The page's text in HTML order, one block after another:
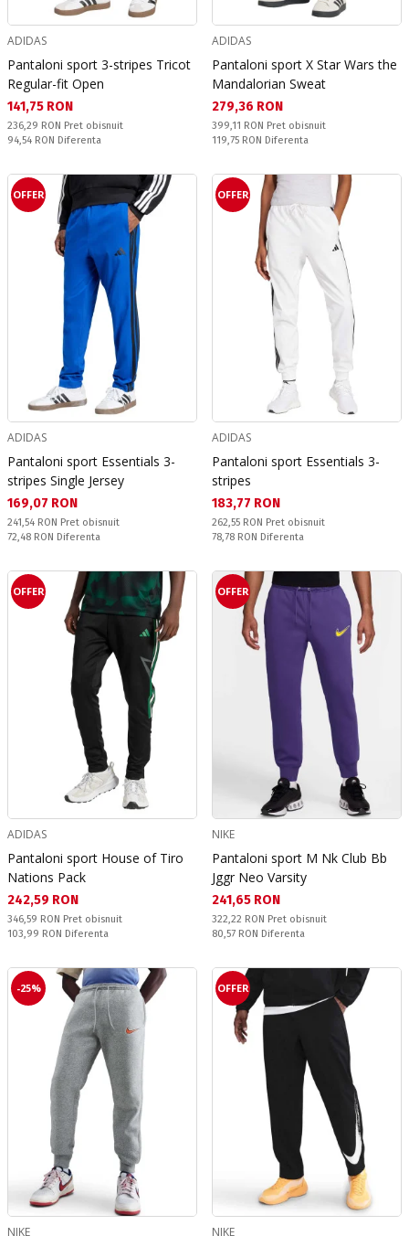
ADIDAS
Pantaloni sport 3-stripes Tricot
Regular-fit Open
Текуща цена:
141,75 RON
Pret obisnuit:
236,29 RON Pret obisnuit
Спестявате:
94,54 RON Diferenta
ADIDAS
Pantaloni sport X Star Wars the
Mandalorian Sweat
Текуща цена:
279,36 RON
Pret obisnuit:
399,11 RON Pret obisnuit
Спестявате:
119,75 RON Diferenta
OFFER
ADIDAS
Pantaloni sport Essentials 3-
stripes Single Jersey
Текуща цена:
169,07 RON
Pret obisnuit:
241,54 RON Pret obisnuit
Спестявате:
72,48 RON Diferenta
OFFER
ADIDAS
Pantaloni sport Essentials 3-
stripes
Текуща цена:
183,77 RON
Pret obisnuit:
262,55 RON Pret obisnuit
Спестявате:
78,78 RON Diferenta
OFFER
ADIDAS
Pantaloni sport House of Tiro
Nations Pack
Текуща цена:
242,59 RON
Pret obisnuit:
346,59 RON Pret obisnuit
Спестявате:
103,99 RON Diferenta
OFFER
NIKE
Pantaloni sport M Nk Club Bb
Jggr Neo Varsity
Текуща цена:
241,65 RON
Pret obisnuit:
322,22 RON Pret obisnuit
Спестявате:
80,57 RON Diferenta
-25%
NIKE
OFFER
NIKE